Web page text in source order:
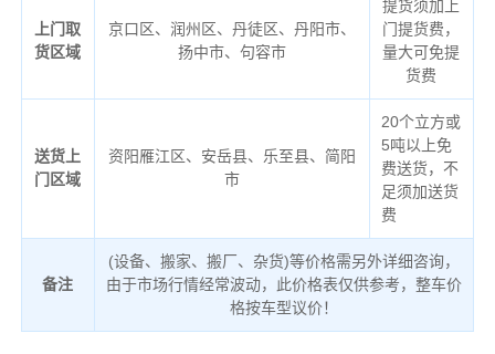
上门取
货区域
京口区、润州区、丹徒区、丹阳市、
扬中市、句容市
提货须加上
门提货费，
量大可免提
货费
送货上
门区域
资阳雁江区、安岳县、乐至县、简阳
市
20个立方或
5吨以上免
费送货，不
足须加送货
费
备注
(设备、搬家、搬厂、杂货)等价格需另外详细咨询，
由于市场行情经常波动，此价格表仅供参考，整车价
格按车型议价！